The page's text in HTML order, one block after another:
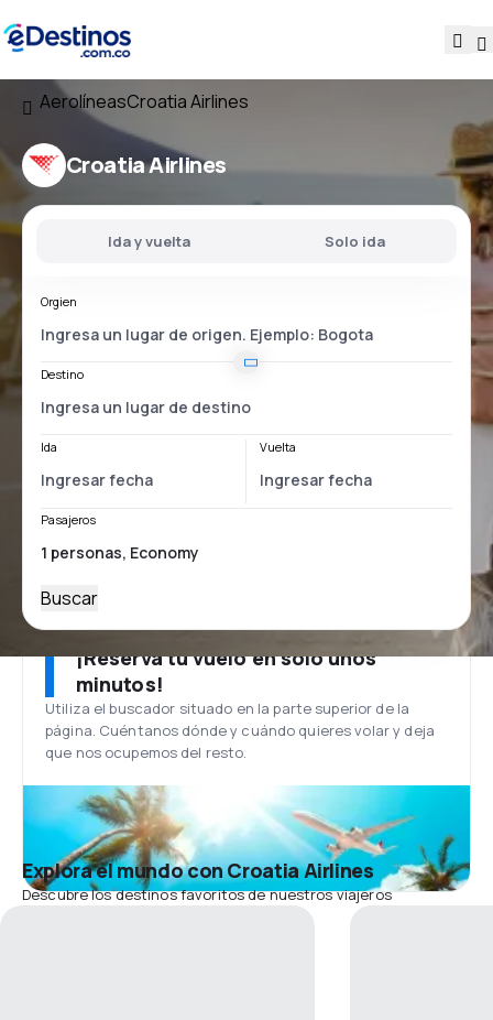
AerolíneasCroatia Airlines
Croatia Airlines
Ida y vuelta Solo ida
Orgien
Destino
Ida Vuelta
Pasajeros
Buscar
¡Reserva tu vuelo en solo unos
minutos!
Utiliza el buscador situado en la parte superior de la
página. Cuéntanos dónde y cuándo quieres volar y deja
que nos ocupemos del resto.
Explora el mundo con Croatia Airlines
Descubre los destinos favoritos de nuestros viajeros